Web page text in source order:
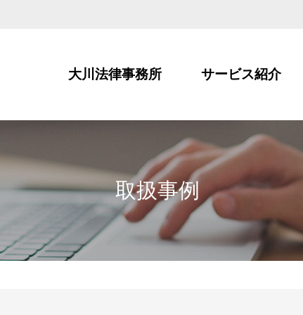
大川法律事務所 サービス紹介
取扱事例